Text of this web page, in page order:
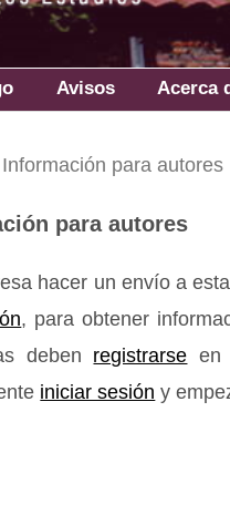
Avisos Acerca
Información para autores
para autores
hacer un envío a
, para obtener
deben registrarse en
iniciar sesión y